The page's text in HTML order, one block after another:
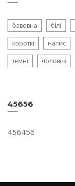
бавовна білі
короткі напис
темні чоловічі
45656
456456